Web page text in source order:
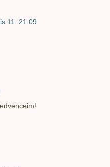
11. 21:09